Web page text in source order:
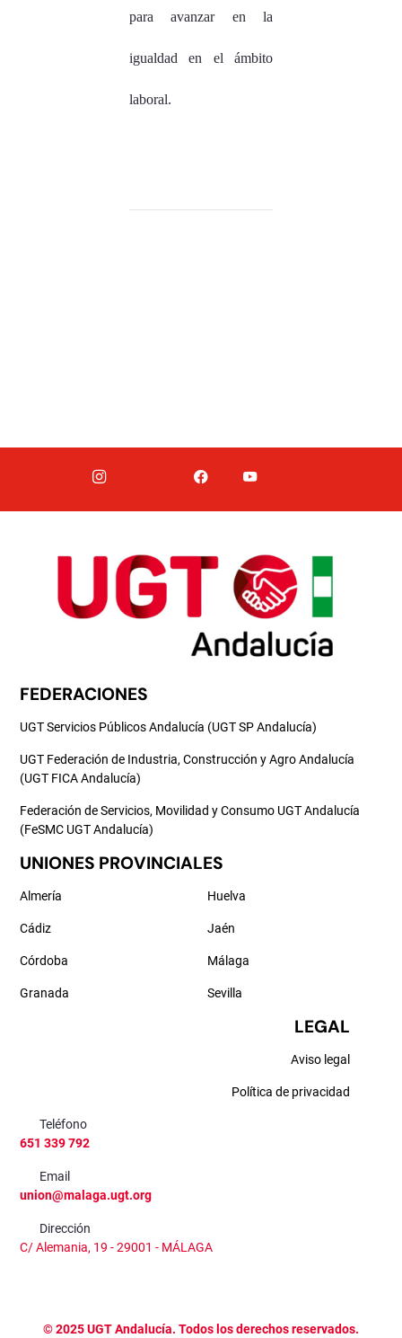
para avanzar en la
igualdad en el ámbito
laboral.
FEDERACIONES
UGT Servicios Públicos Andalucía (UGT SP Andalucía)
UGT Federación de Industria, Construcción y Agro Andalucía
(UGT FICA Andalucía)
Federación de Servicios, Movilidad y Consumo UGT Andalucía
(FeSMC UGT Andalucía)
UNIONES PROVINCIALES
Almería
Cádiz
Córdoba
Granada
Huelva
Jaén
Málaga
Sevilla
LEGAL
Aviso legal
Política de privacidad
Teléfono
651 339 792
Email
union@malaga.ugt.org
Dirección
C/ Alemania, 19 - 29001 - MÁLAGA
©2025UGT Andalucía. Todos los derechos reservados.